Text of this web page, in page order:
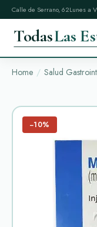
Calle de Serrano, 62Lunes a
TodasLas
Home Salud
−10%